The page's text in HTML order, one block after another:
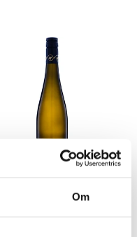
Om
LÆG I INDKØBSKURV